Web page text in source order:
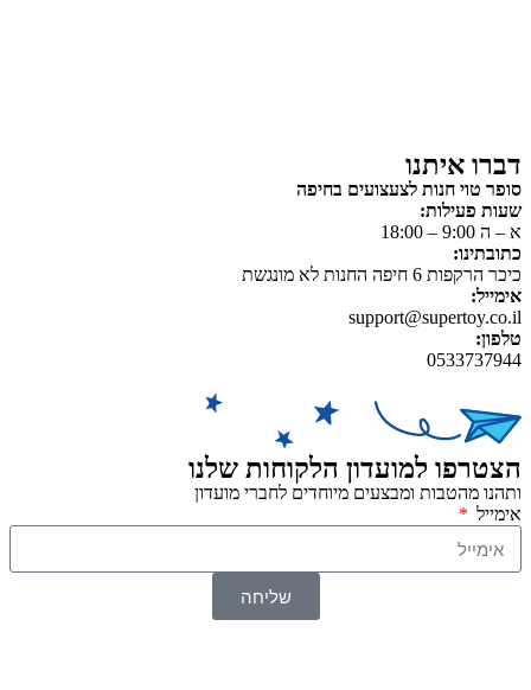
דברו איתנו
סופר טוי חנות לצעצועים בחיפה
שעות פעילות:
א – ה 9:00 – 18:00
כתובתינו:
כיכר הרקפות 6 חיפה החנות לא מונגשת
אימייל:
support@supertoy.co.il
טלפון:
0533737944
הצטרפו למועדון הלקוחות שלנו
ותהנו מהטבות ומבצעים מיוחדים לחברי מועדון
אימייל
שליחה